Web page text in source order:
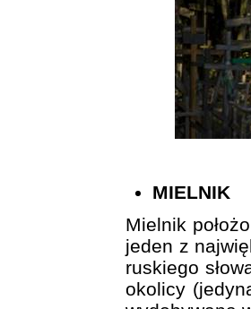
MIELNIK
Mielnik
jeden z
ruskiego
okolicy